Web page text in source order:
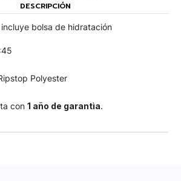
DESCRIPCIÓN
bolsa de hidratación
Polyester
con 1 año de garantìa.